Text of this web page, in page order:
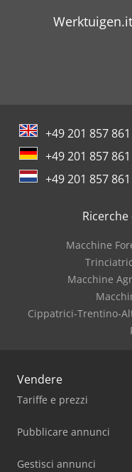
+49 201 857
+49 201 857
+49 201 857
Macchine
Macchine
Cippatrici-Trentino-
Vendere
Tariffe e prezzi
Pubblicare annunci
Gestisci annunci